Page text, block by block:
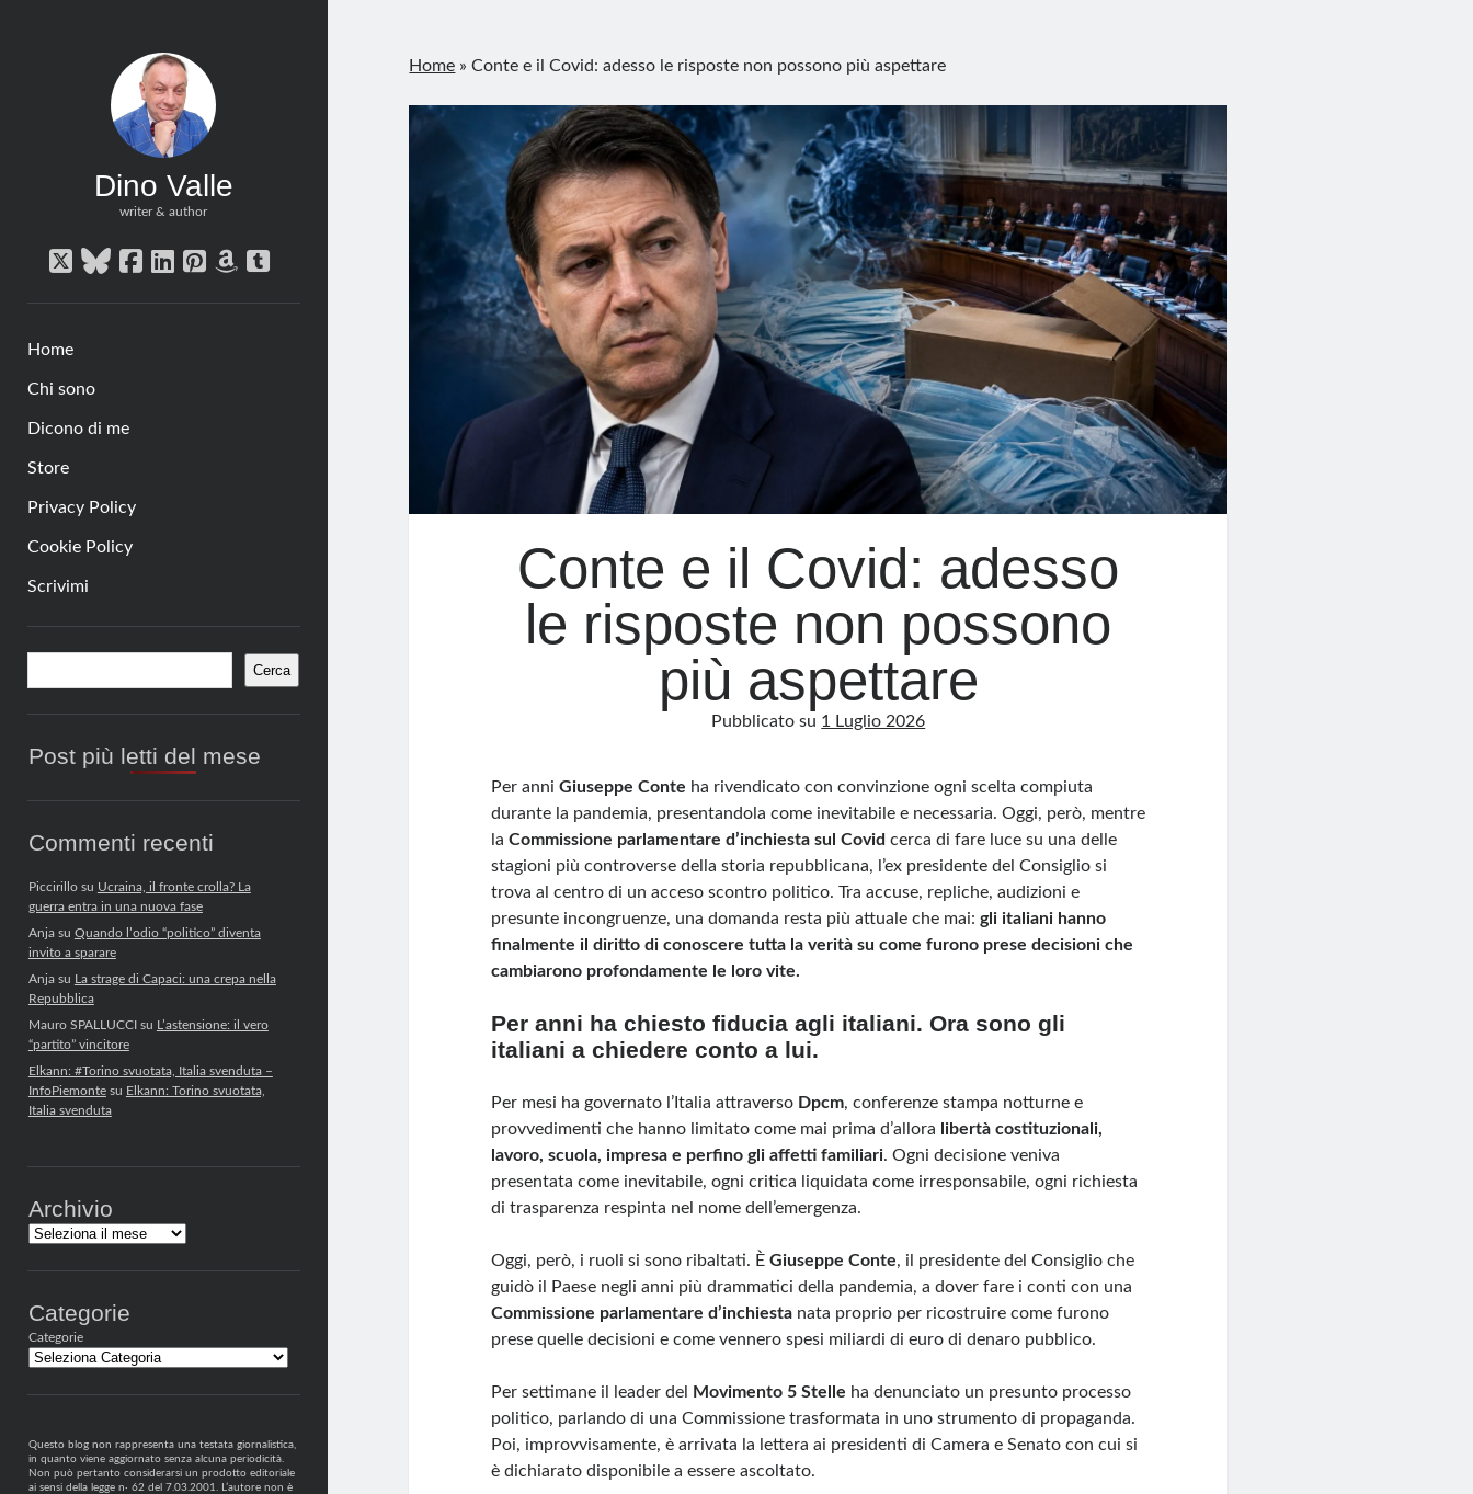
Dino Valle
writer & author
twitterbluesky
facebook
linkedin
pinterest
amazon
tumblr
Home
Chi sono
Dicono di me
Store
Privacy Policy
Cookie Policy
Scrivimi
Barra
laterale
Cerca
Post più letti del mese
Commenti recenti
Piccirillosu Ucraina, il fronte crolla? La
guerra entra in una nuova fase
Anjasu Quando l’odio “politico” diventa
invito a sparare
Anjasu La strage di Capaci: una crepa nella
Repubblica
Mauro SPALLUCCIsu L’astensione: il vero
“partito” vincitore
Elkann: #Torino svuotata, Italia svenduta –
InfoPiemontesu Elkann: Torino svuotata,
Italia svenduta
Archivio
Archivi
Categorie
Categorie
Questo blog non rappresenta una testata giornalistica,
in quanto viene aggiornato senza alcuna periodicità.
Non può pertanto considerarsi un prodotto editoriale
ai sensi della legge n· 62 del 7.03.2001. L’autore non è
Home »Conte e il Covid: adesso le risposte non possono più aspettare
Conte e il Covid: adesso
le risposte non possono
più aspettare
Pubblicato su 1 Luglio 2026
Per anniGiuseppe Conte ha rivendicato con convinzione ogni scelta compiuta
durante la pandemia, presentandola come inevitabile e necessaria. Oggi, però, mentre
laCommissione parlamentare d’inchiesta sul Covid cerca di fare luce su una delle
stagioni più controverse della storia repubblicana, l’ex presidente del Consiglio si
trova al centro di un acceso scontro politico. Tra accuse, repliche, audizioni e
presunte incongruenze, una domanda resta più attuale che mai:gli italiani hanno
finalmente il diritto di conoscere tutta la verità su come furono prese decisioni che
cambiarono profondamente le loro vite.
Per anni ha chiesto fiducia agli italiani. Ora sono gli
italiani a chiedere conto a lui.
Per mesi ha governato l’Italia attraverso Dpcm, conferenze stampa notturne e
provvedimenti che hanno limitato come mai prima d’allora libertà costituzionali,
lavoro, scuola, impresa e perfino gli affetti familiari. Ogni decisione veniva
presentata come inevitabile, ogni critica liquidata come irresponsabile, ogni richiesta
di trasparenza respinta nel nome dell’emergenza.
Oggi, però, i ruoli si sono ribaltati. ÈGiuseppe Conte, il presidente del Consiglio che
guidò il Paese negli anni più drammatici della pandemia, a dover fare i conti con una
Commissione parlamentare d’inchiesta nata proprio per ricostruire come furono
prese quelle decisioni e come vennero spesi miliardi di euro di denaro pubblico.
Per settimane il leader del Movimento 5 Stelle ha denunciato un presunto processo
politico, parlando di una Commissione trasformata in uno strumento di propaganda.
Poi, improvvisamente, è arrivata la lettera ai presidenti di Camera e Senato con cui si
è dichiarato disponibile a essere ascoltato.